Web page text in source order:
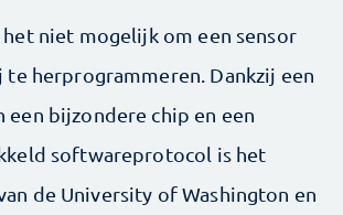
niet mogelijk om een sensor
herprogrammeren. Dankzij een
een bijzondere chip en een
softwareprotocol is het
de University of Washington en